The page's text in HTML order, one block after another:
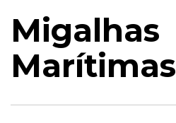
Migalhas
Marítimas